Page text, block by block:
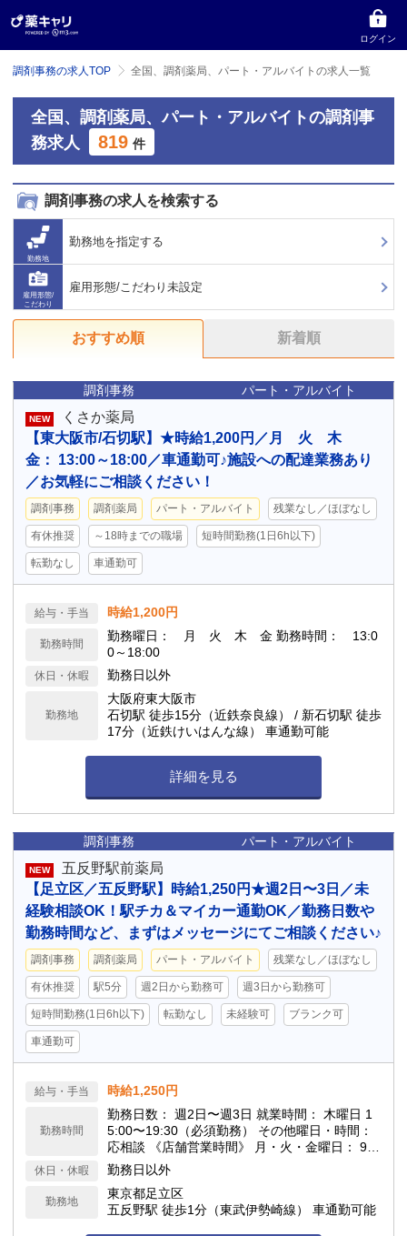
ログイン
調剤事務の求人TOP 全国、調剤薬局、パート・アルバイトの求人一覧
全国、調剤薬局、パート・アルバイトの調剤事
務求人
819 件
調剤事務の求人を検索する
勤務地
勤務地を指定する
雇用形態/
こだわり
雇用形態/こだわり未設定
おすすめ順 新着順
調剤事務 パート・アルバイト
NEW
くさか薬局
【東大阪市/石切駅】★時給1,200円／月 火 木
金： 13:00～18:00／車通勤可♪施設への配達業務あり
／お気軽にご相談ください！
調剤事務 調剤薬局 パート・アルバイト 残業なし／ほぼなし
有休推奨 ～18時までの職場 短時間勤務(1日6h以下)
転勤なし 車通勤可
給与・手当 時給1,200円
勤務時間
勤務曜日： 月 火 木 金 勤務時間： 13:0
0～18:00
休日・休暇 勤務日以外
勤務地
大阪府東大阪市
石切駅 徒歩15分（近鉄奈良線） / 新石切駅 徒歩
17分（近鉄けいはんな線） 車通勤可能
詳細を見る
調剤事務 パート・アルバイト
NEW
五反野駅前薬局
【足立区／五反野駅】時給1,250円★週2日〜3日／未
経験相談OK！駅チカ＆マイカー通勤OK／勤務日数や
勤務時間など、まずはメッセージにてご相談ください♪
調剤事務 調剤薬局 パート・アルバイト 残業なし／ほぼなし
有休推奨 駅5分 週2日から勤務可 週3日から勤務可
短時間勤務(1日6h以下) 転勤なし 未経験可 ブランク可
車通勤可
給与・手当 時給1,250円
勤務時間
勤務日数： 週2日〜週3日 就業時間： 木曜日 1
5:00〜19:30（必須勤務） その他曜日・時間：
応相談 《店舗営業時間》 月・火・金曜日： 9:3
0〜19:00 水・土曜日： 9:30〜17:30 木曜日： 1
1:00〜19:00
休日・休暇 勤務日以外
勤務地
東京都足立区
五反野駅 徒歩1分（東武伊勢崎線） 車通勤可能